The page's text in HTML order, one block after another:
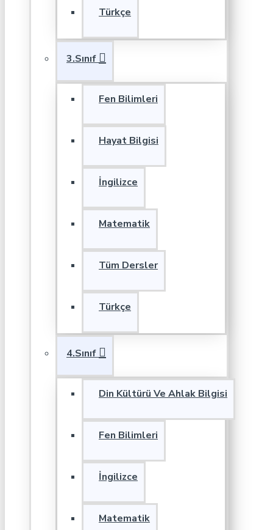
Türkçe
3.Sınıf
Fen Bilimleri
Hayat Bilgisi
İngilizce
Matematik
Tüm Dersler
Türkçe
4.Sınıf
Din Kültürü Ve Ahlak Bilgisi
Fen Bilimleri
İngilizce
Matematik